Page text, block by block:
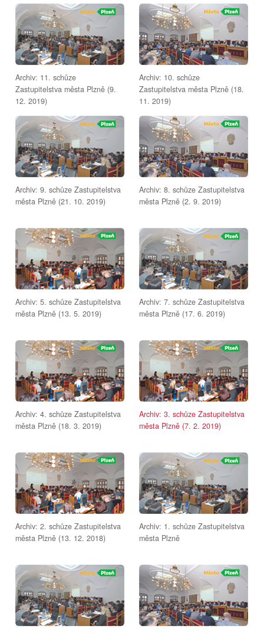
Archiv: 11. schůze
Zastupitelstva města Plzně (9.
12. 2019)
Archiv: 10. schůze
Zastupitelstva města Plzně (18.
11. 2019)
Archiv: 9. schůze Zastupitelstva
města Plzně (21. 10. 2019)
Archiv: 8. schůze Zastupitelstva
města Plzně (2. 9. 2019)
Archiv: 5. schůze Zastupitelstva
města Plzně (13. 5. 2019)
Archiv: 7. schůze Zastupitelstva
města Plzně (17. 6. 2019)
Archiv: 4. schůze Zastupitelstva
města Plzně (18. 3. 2019)
Archiv: 3. schůze Zastupitelstva
města Plzně (7. 2. 2019)
Archiv: 2. schůze Zastupitelstva
města Plzně (13. 12. 2018)
Archiv: 1. schůze Zastupitelstva
města Plzně